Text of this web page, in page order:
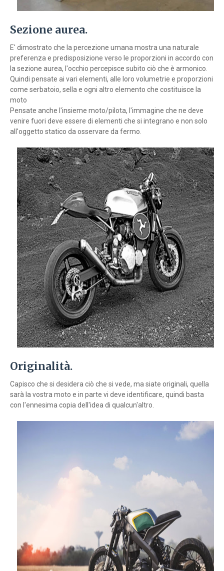
Sezione aurea.
E' dimostrato che la percezione umana mostra una naturale
preferenza e predisposizione verso le proporzioni in accordo con
la sezione aurea, 'occhio percepisce subito ciò che è armonico.
Quindi pensate ai vari elementi, alle loro volumetrie e proporzioni
come serbatoio, sella e ogni altro elemento che costituisce la
moto
Pensate anche l'insieme moto/pilota, l'immagine che ne deve
venire fuori deve essere di elementi che si integrano e non solo
all'oggetto statico da osservare da fermo.
Originalità.
Capisco che si desidera ciò che si vede, ma siate originali, quella
sarà la vostra moto e in parte vi deve identificare, quindi basta
con l'ennesima copia dell'idea di qualcun'altro.